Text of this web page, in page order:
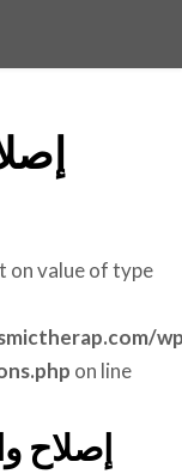
on value of type
on line
إصلاح